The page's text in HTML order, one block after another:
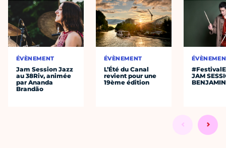
ÉVÈNEMENT
Jam Session Jazz
au 38Riv, animée
par Ananda
Brandão
ÉVÈNEMENT
L’Été du Canal
revient pour une
19ème édition
JAM